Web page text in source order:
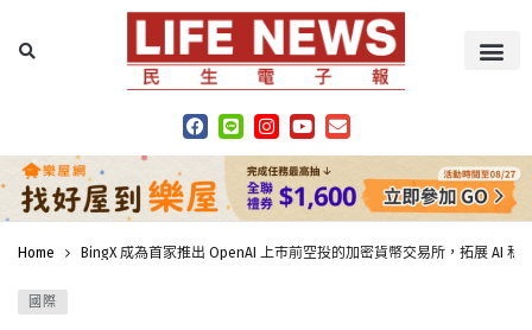
Home BingX 成為首家推出 OpenAI 上市前空投的加密貨幣交易所，拓展 AI 私
國際